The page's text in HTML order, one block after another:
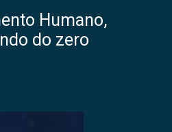
Humano,
do zero